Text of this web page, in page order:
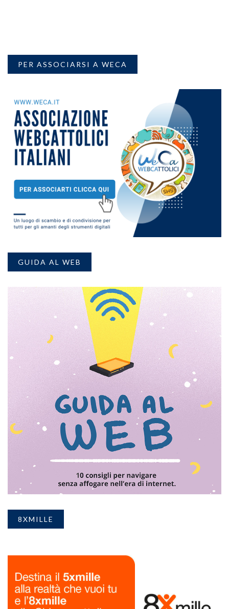
PER ASSOCIARSI A WECA
GUIDA AL WEB
8XMILLE